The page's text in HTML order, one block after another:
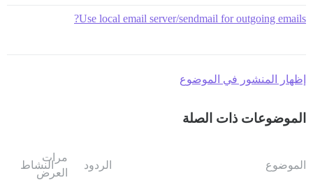
Use local email server/sendmail for outgoing emails?
إظهار المنشور في الموضوع
الموضوعات ذات الصلة
الموضوع الردود
مرات
العرض
النشاط